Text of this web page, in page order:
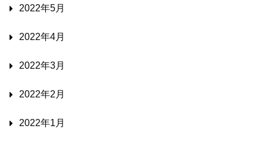
2022年5月
2022年4月
2022年3月
2022年2月
2022年1月